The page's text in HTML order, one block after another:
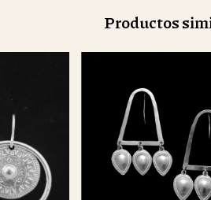
Productos